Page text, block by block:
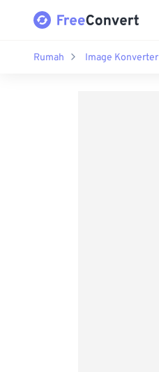
Rumah Image Konverter